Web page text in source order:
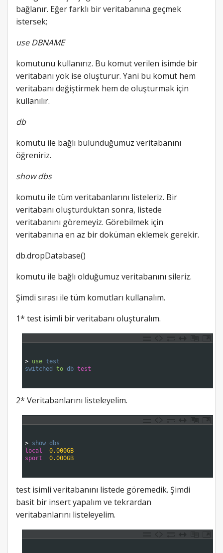
bağlanır. Eğer farklı bir veritabanına geçmek
istersek;
use DBNAME
komutunu kullanırız. Bu komut verilen isimde bir
veritabanı yok ise oluşturur. Yani bu komut hem
veritabanı değiştirmek hem de oluşturmak için
kullanılır.
db
komutu ile bağlı bulunduğumuz veritabanını
öğreniriz.
show dbs
komutu ile tüm veritabanlarını listeleriz. Bir
veritabanı oluşturduktan sonra, listede
veritabanını göremeyiz. Görebilmek için
veritabanına en az bir doküman eklemek gerekir.
db.dropDatabase()
komutu ile bağlı olduğumuz veritabanını sileriz.
Şimdi sırası ile tüm komutları kullanalım.
1* test isimli bir veritabanı oluşturalım.
> use test
switched to db test
2* Veritabanlarını listeleyelim.
> show dbs
local
0.000GB
sport
0.000GB
test isimli veritabanını listede göremedik. Şimdi
basit bir insert yapalım ve tekrardan
veritabanlarını listeleyelim.